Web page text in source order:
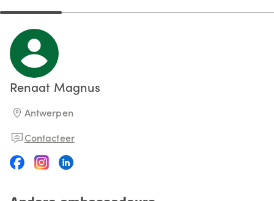
Renaat Magnus
Antwerpen
Contacteer